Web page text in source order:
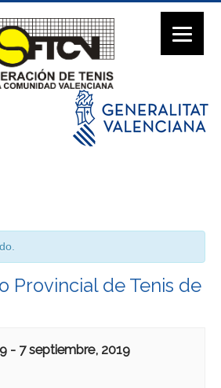
Provincial de Tenis de
- 7 septiembre, 2019